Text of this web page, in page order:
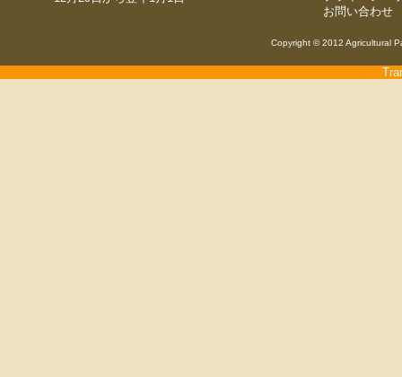
お問い合わせ
Copyright © 2012 Agricultural